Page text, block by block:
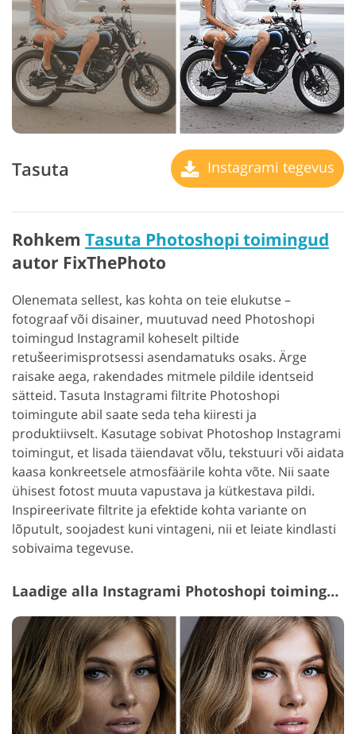
Tasuta Instagrami tegevus
Rohkem Tasuta Photoshopi toimingud
autor FixThePhoto
Olenemata sellest, kas kohta on teie elukutse –
fotograaf või disainer, muutuvad need Photoshopi
toimingud Instagramil koheselt piltide
retušeerimisprotsessi asendamatuks osaks. Ärge
raisake aega, rakendades mitmele pildile identseid
sätteid. Tasuta Instagrami filtrite Photoshopi
toimingute abil saate seda teha kiiresti ja
produktiivselt. Kasutage sobivat Photoshop Instagrami
toimingut, et lisada täiendavat võlu, tekstuuri või aidata
kaasa konkreetsele atmosfäärile kohta võte. Nii saate
ühisest fotost muuta vapustava ja kütkestava pildi.
Inspireerivate filtrite ja efektide kohta variante on
lõputult, soojadest kuni vintageni, nii et leiate kindlasti
sobivaima tegevuse.
Laadige alla Instagrami Photoshopi toimingud #31 "Portrait"